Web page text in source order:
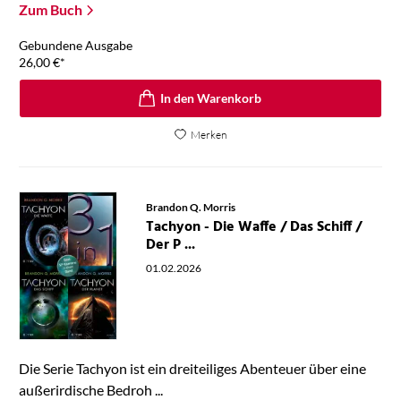
Zum Buch
Gebundene Ausgabe
26,00€*
In den Warenkorb
Merken
Brandon Q. Morris
Tachyon - Die Waffe / Das Schiff /
Der P ...
01.02.2026
Die Serie Tachyon ist ein dreiteiliges Abenteuer über eine
außerirdische Bedroh ...